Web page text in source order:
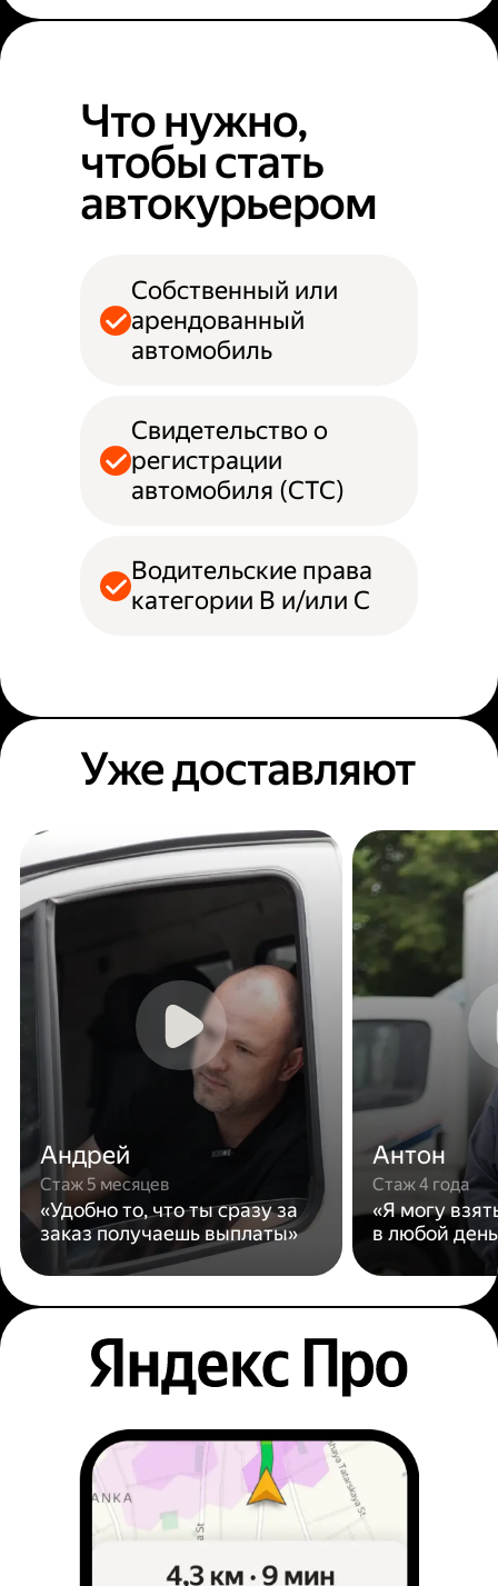
Что нужно,
чтобы стать
автокурьером
Собственный или
арендованный
автомобиль
Свидетельство о
регистрации
автомобиля (СТС)
Водительские права
категории B и/или С
Уже доставляют
Андрей
Стаж 5 месяцев
«Удобно то, что ты сразу за
заказ получаешь выплаты»
Антон
Стаж 4 года
«Я могу
в любой